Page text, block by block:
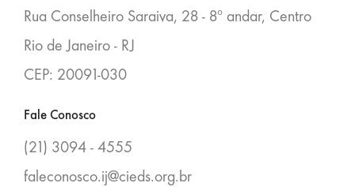
Rua Conselheiro Saraiva, 28 - 8º andar, Centro
Rio de Janeiro - RJ
CEP: 20091-030
Fale Conosco
(21) 3094 - 4555
faleconosco.ij@cieds.org.br